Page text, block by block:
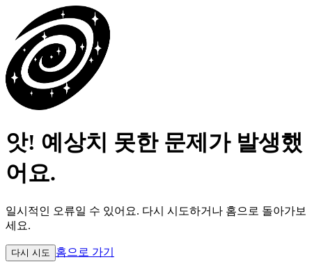
앗! 예상치 못한 문제가 발생했
어요.
일시적인 오류일 수 있어요. 다시 시도하거나 홈으로 돌아가보
세요.
다시 시도 홈으로 가기